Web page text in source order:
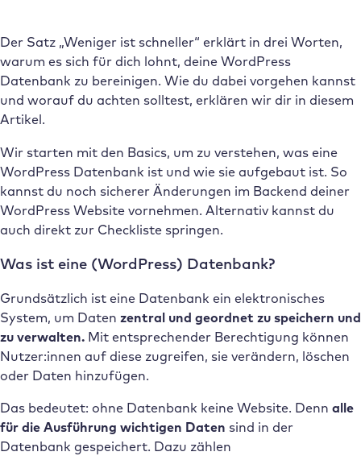
Der Satz „Weniger ist schneller“ erklärt in drei Worten,
warum es sich für dich lohnt, deine WordPress
Datenbank zu bereinigen. Wie du dabei vorgehen kannst
und worauf du achten solltest, erklären wir dir in diesem
Artikel.
Wir starten mit den Basics, um zu verstehen, was eine
WordPress Datenbank ist und wie sie aufgebaut ist. So
kannst du noch sicherer Änderungen im Backend deiner
WordPress Website vornehmen. Alternativ kannst du
auch direkt zur Checkliste springen.
Was ist eine (WordPress) Datenbank?
Grundsätzlich ist eine Datenbank ein elektronisches
System, um Daten zentral und geordnet zu speichern und
zu verwalten. Mit entsprechender Berechtigung können
Nutzer:innen auf diese zugreifen, sie verändern, löschen
oder Daten hinzufügen.
Das bedeutet: ohne Datenbank keine Website. Denn alle
für die Ausführung wichtigen Daten sind in der
Datenbank gespeichert. Dazu zählen